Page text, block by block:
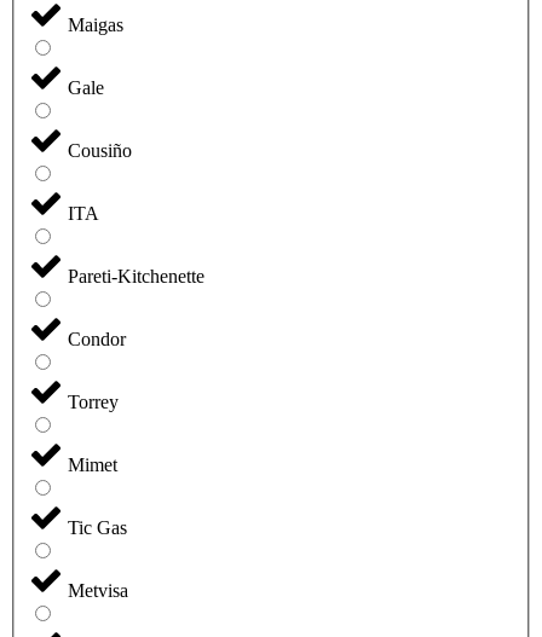
Maigas
Gale
Cousiño
ITA
Pareti-Kitchenette
Condor
Torrey
Mimet
Tic Gas
Metvisa